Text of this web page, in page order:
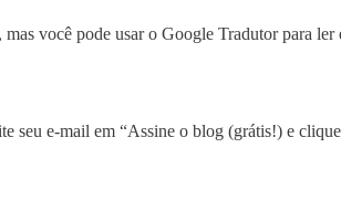
você pode usar o Google Tradutor para ler
seu e-mail em “Assine o blog (grátis!) e